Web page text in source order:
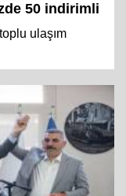
50 indirimli
ulaşım